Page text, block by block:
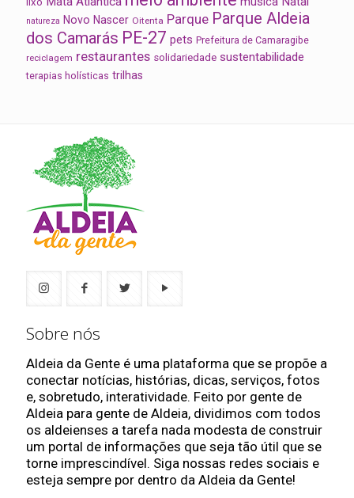
natureza Novo Nascer Oitenta Parque Parque Aldeia
dos Camarás PE-27 pets Prefeitura de Camaragibe
reciclagem restaurantes solidariedade sustentabilidade
terapias holísticas trilhas
Sobre nós
Aldeia da Gente é uma plataforma que se propõe a
conectar notícias, histórias, dicas, serviços, fotos
e, sobretudo, interatividade. Feito por gente de
Aldeia para gente de Aldeia, dividimos com todos
os aldeienses a tarefa nada modesta de construir
um portal de informações que seja tão útil que se
torne imprescindível. Siga nossas redes sociais e
esteja sempre por dentro da Aldeia da Gente!